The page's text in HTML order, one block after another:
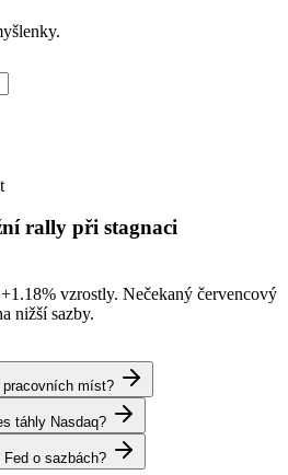
rally při stagnaci
+1.18% vzrostly. Nečekaný červencový
nižší sazby.
míst?
táhly Nasdaq?
o sazbách?